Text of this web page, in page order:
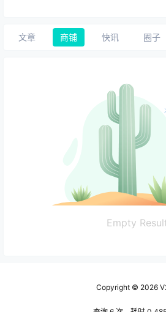
文章 商铺 快讯 圈子
Empty
Copyright © 2026